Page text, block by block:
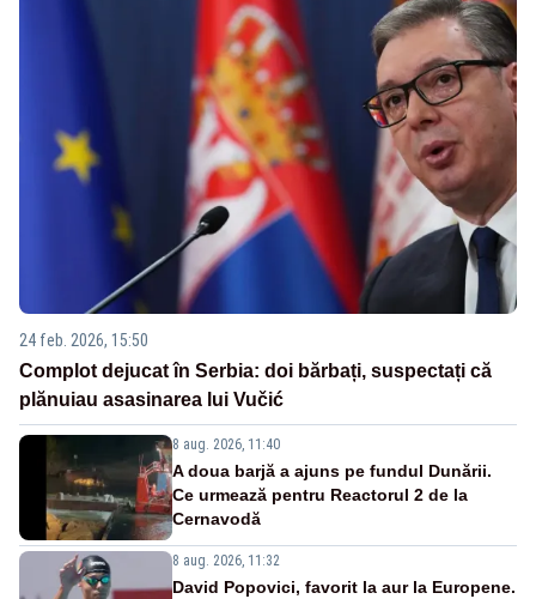
24 feb. 2026, 15:50
Complot dejucat în Serbia: doi bărbați, suspectați că
plănuiau asasinarea lui Vučić
8 aug. 2026, 11:40
A doua barjă a ajuns pe fundul Dunării.
Ce urmează pentru Reactorul 2 de la
Cernavodă
8 aug. 2026, 11:32
David Popovici, favorit la aur la Europene.